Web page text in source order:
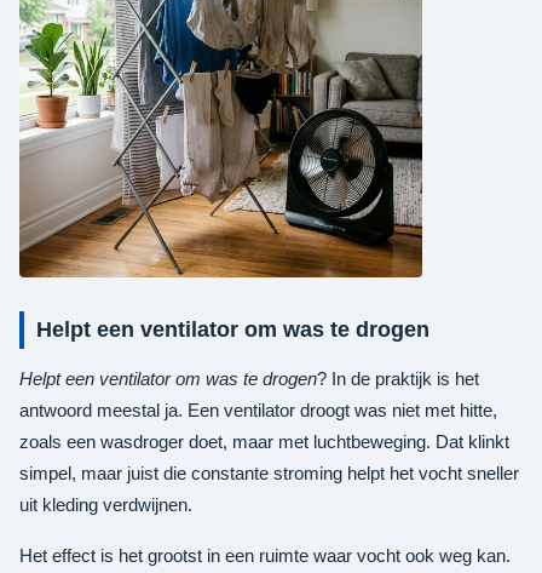
Helpt een ventilator om was te drogen
Helpt een ventilator om was te drogen? In de praktijk is het
antwoord meestal ja. Een ventilator droogt was niet met hitte,
zoals een wasdroger doet, maar met luchtbeweging. Dat klinkt
simpel, maar juist die constante stroming helpt het vocht sneller
uit kleding verdwijnen.
Het effect is het grootst in een ruimte waar vocht ook weg kan.